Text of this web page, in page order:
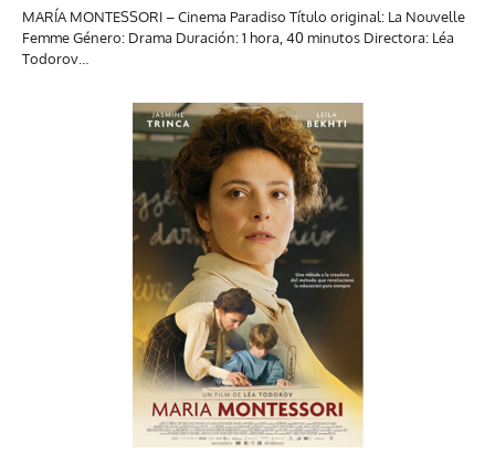
MARÍA MONTESSORI – Cinema Paradiso Título original: La Nouvelle
Femme Género: Drama Duración: 1 hora, 40 minutos Directora: Léa
Todorov…